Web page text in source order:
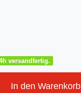
versandfertig.
In den Warenkorb